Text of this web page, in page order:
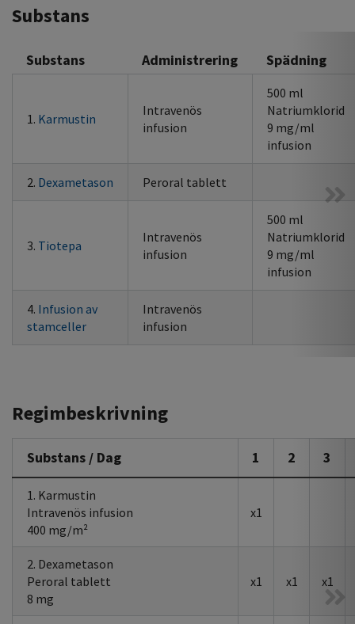
Substans
Substans Administrering Spädning
1. Karmustin
Intravenös
infusion
500 ml
Natriumklorid
9 mg/ml
infusion
2. Dexametason Peroral tablett
3. Tiotepa
Intravenös
infusion
500 ml
Natriumklorid
9 mg/ml
infusion
4. Infusion av
stamceller
Intravenös
infusion
Regimbeskrivning
Substans / Dag 1 2 3
1. Karmustin
Intravenös infusion
400 mg/m²
x1
2. Dexametason
Peroral tablett
8 mg
x1 x1 x1